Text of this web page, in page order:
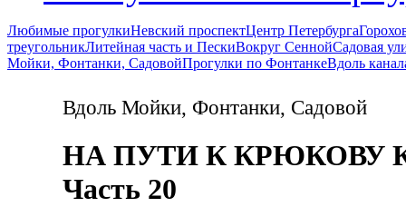
Любимые прогулкиНевский проспектЦентр Петербурга
треугольникЛитейная часть и ПескиВокруг СеннойСадовая
Мойки, Фонтанки, СадовойПрогулки по ФонтанкеВдоль
Вдоль Мойки, Фонтанки, Садовой
НА ПУТИ К КРЮКОВУ
Часть 20